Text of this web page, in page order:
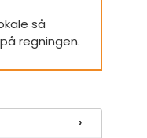
så
regningen.
›